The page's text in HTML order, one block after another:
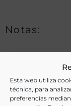
Esta web utiliza
técnica, para
preferencias
Notas:
Ver más libros
Agricultura ,